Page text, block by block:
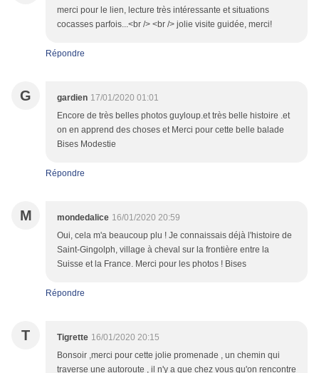
merci pour le lien, lecture très intéressante et situations
cocasses parfois...<br /> <br /> jolie visite guidée, merci!
Répondre
G gardien 17/01/2020 01:01
Encore de très belles photos guyloup.et très belle histoire .et
on en apprend des choses et Merci pour cette belle balade
Bises Modestie
Répondre
M mondedalice 16/01/2020 20:59
Oui, cela m'a beaucoup plu ! Je connaissais déjà l'histoire de
Saint-Gingolph, village à cheval sur la frontière entre la
Suisse et la France. Merci pour les photos ! Bises
Répondre
T Tigrette 16/01/2020 20:15
Bonsoir ,merci pour cette jolie promenade , un chemin qui
traverse une autoroute , il n'y a que chez vous qu'on rencontre